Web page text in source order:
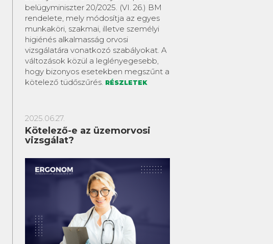
belügyminiszter 20/2025. (VI. 26.) BM
rendelete, mely módosítja az egyes
munkaköri, szakmai, illetve személyi
higiénés alkalmasság orvosi
vizsgálatára vonatkozó szabályokat. A
változások közül a leglényegesebb,
hogy bizonyos esetekben megszűnt a
kötelező tüdőszűrés. RÉSZLETEK
2025.06.27.
Kötelező-e az üzemorvosi
vizsgálat?